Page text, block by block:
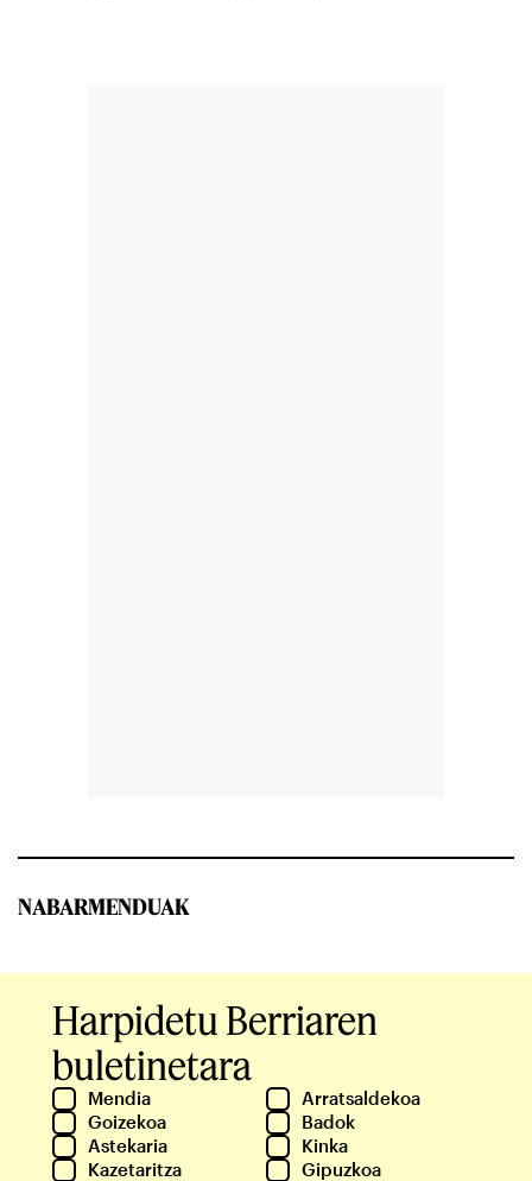
NABARMENDUAK
Harpidetu Berriaren
buletinetara
Mendia
Arratsaldekoa
Goizekoa
Badok
Astekaria
Kinka
Kazetaritza
Gipuzkoa